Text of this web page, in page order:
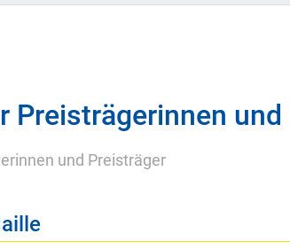
Preisträgerinnen
und Preisträger